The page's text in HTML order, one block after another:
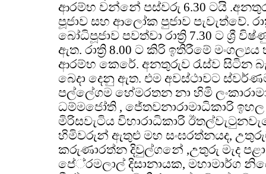
ආරම්භ වන්නේ පස්වරු 6.30 ටයි .අනතුරුව
පූජාව සහ ආලෝක පුජාව පැවැත්වේ.
බෝධිපූජාව පවත්වා රාත්‍රි 7.30 ට ශ්‍රී
ඇත. රාත්‍රි 8.00 ට කිරි ඉතිරීමේ
ආරම්භ කෙරේ. අනතුරුව රැස්ව සිටින
බෙදා දෙනු ඇත. එම අවස්ථාවට
පල්ලේගම හේමරතන නා හිමි
ධම්මජෝති , ජේතවනාරාමාධිකාරි
මිරිසවැටිය විහාරාධිකාරි
හිමිවරුන් ඇතුළු මහ සංඝරත්නයද,
කරුණාරත්න දිවුල්ගනේ ,උතුරු මැද
පේ‍්‍රමලාල් දිසානායක, මහාමාර්ග